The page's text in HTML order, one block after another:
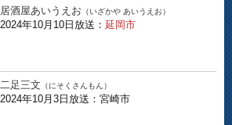
居酒屋あいうえお （いざかや あいうえお）
2024年10月10日放送： 延岡市
二足三文 （にそくさんもん）
2024年10月3日放送：宮崎市